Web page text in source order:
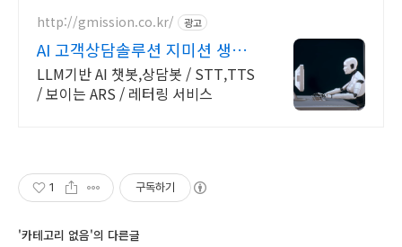
http://gmission.co.kr/ 광고
AI 고객상담솔루션 지미션 생성
형AI 기반 솔루션 개발
LLM기반 AI 챗봇,상담봇 / STT,TTS
/ 보이는 ARS / 레터링 서비스
1 구독하기
'카테고리 없음'의 다른글